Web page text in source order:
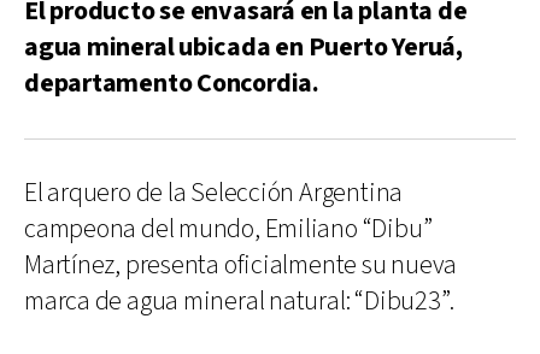
El producto se envasará en la planta de
agua mineral ubicada en Puerto Yeruá,
departamento Concordia.
El arquero de la Selección Argentina
campeona del mundo, Emiliano “Dibu”
Martínez, presenta oficialmente su nueva
marca de agua mineral natural: “Dibu23”.